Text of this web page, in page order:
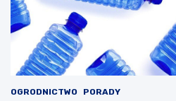
OGRODNICTWO PORADY